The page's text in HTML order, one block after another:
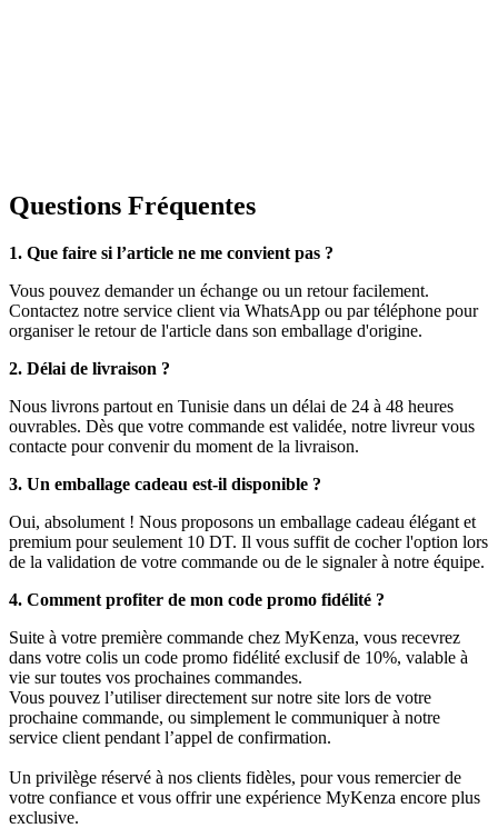
Questions Fréquentes
1. Que faire si l’article ne me convient pas ?
Vous pouvez demander un échange ou un retour facilement.
Contactez notre service client via WhatsApp ou par téléphone pour
organiser le retour de l'article dans son emballage d'origine.
2. Délai de livraison ?
Nous livrons partout en Tunisie dans un délai de 24 à 48 heures
ouvrables. Dès que votre commande est validée, notre livreur vous
contacte pour convenir du moment de la livraison.
3. Un emballage cadeau est-il disponible ?
Oui, absolument ! Nous proposons un emballage cadeau élégant et
premium pour seulement 10 DT. Il vous suffit de cocher l'option lors
de la validation de votre commande ou de le signaler à notre équipe.
4. Comment profiter de mon code promo fidélité ?
Suite à votre première commande chez MyKenza, vous recevrez
dans votre colis un code promo fidélité exclusif de 10%, valable à
vie sur toutes vos prochaines commandes.
Vous pouvez l’utiliser directement sur notre site lors de votre
prochaine commande, ou simplement le communiquer à notre
service client pendant l’appel de confirmation.
Un privilège réservé à nos clients fidèles, pour vous remercier de
votre confiance et vous offrir une expérience MyKenza encore plus
exclusive.